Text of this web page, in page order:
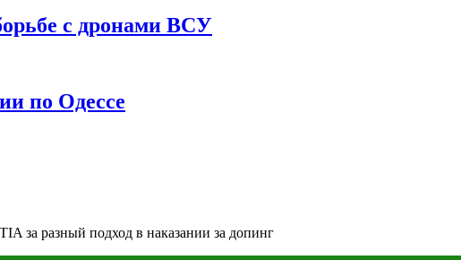
с дронами ВСУ
по Одессе
за разный подход в наказании за допинг